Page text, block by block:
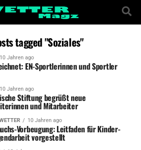
tagged "Soziales"
10 Jahren ago
EN-Sportlerinnen und Sportler
10 Jahren ago
Stiftung begrüßt neue
und Mitarbeiter
10 Jahren ago
Vorbeugung: Leitfaden für Kinder-
vorgestellt